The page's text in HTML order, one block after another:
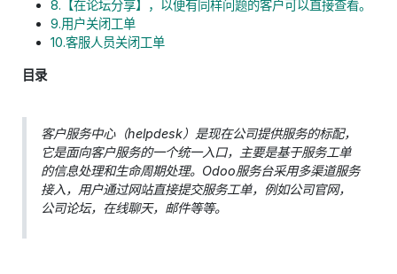
8.【在论坛分享】，以便有同样问题的客户可以直接查看。
9.用户关闭工单
10.客服人员关闭工单
目录
客户服务中心（helpdesk）是现在公司提供服务的标配，
它是面向客户服务的一个统一入口，主要是基于服务工单
的信息处理和生命周期处理。Odoo服务台采用多渠道服务
接入，用户通过网站直接提交服务工单，例如公司官网，
公司论坛，在线聊天，邮件等等。